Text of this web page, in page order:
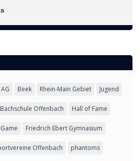
Beek Rhein-Main Gebiet Jugend
Bachschule Offenbach Hall of Fame
Friedrich Ebert Gymnasium
Offenbach phantoms